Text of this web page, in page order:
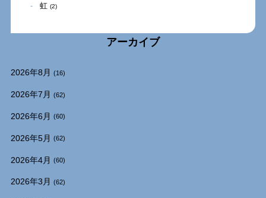
虹 (2)
アーカイブ
2026年8月 (16)
2026年7月 (62)
2026年6月 (60)
2026年5月 (62)
2026年4月 (60)
2026年3月 (62)